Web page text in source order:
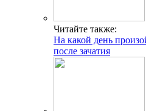
Читайте также:
На какой день
после зачатия